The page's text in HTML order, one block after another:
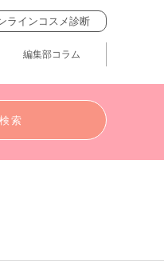
ラインコスメ診断
編集部コラム